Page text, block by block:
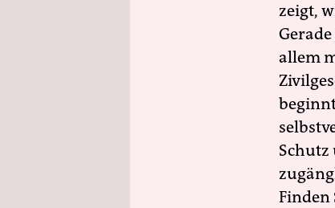
zeigt,
allem
Schutz
Finden